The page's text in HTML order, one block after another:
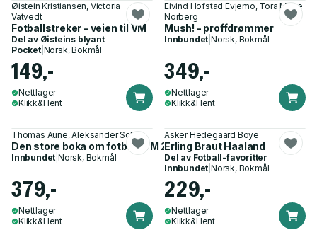
Øistein Kristiansen, Victoria
Vatvedt
Fotballstreker - veien til VM
Del av Øisteins blyant
Pocket| Norsk, Bokmål
149,-
Nettlager
Klikk&Hent
Eivind Hofstad Evjemo, Tora Marie
Norberg
Mush! - proffdrømmer
Innbundet |Norsk, Bokmål
349,-
Nettlager
Klikk&Hent
Thomas Aune, Aleksander Schau
Den store boka om fotball-VM 2026
Innbundet |Norsk, Bokmål
379,-
Nettlager
Klikk&Hent
Asker Hedegaard Boye
Erling Braut Haaland
Del av Fotball-favoritter
Innbundet |Norsk, Bokmål
229,-
Nettlager
Klikk&Hent